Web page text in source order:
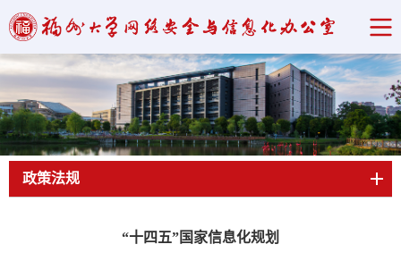
当前位置： 首页
政策法规
“十四五”国家信息化规划